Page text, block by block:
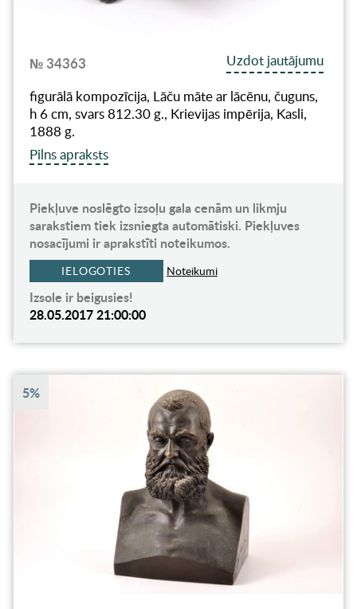
№ 34363
Uzdot jautājumu
figurālā kompozīcija, Lāču māte ar lācēnu, čuguns,
h 6 cm, svars 812.30 g., Krievijas impērija, Kasli,
1888 g.
Pilns apraksts
Piekļuve noslēgto izsoļu gala cenām un likmju
sarakstiem tiek izsniegta automātiski. Piekļuves
nosacījumi ir aprakstīti noteikumos.
IELOGOTIES Noteikumi
Izsole ir beigusies!
28.05.2017 21:00:00
5%